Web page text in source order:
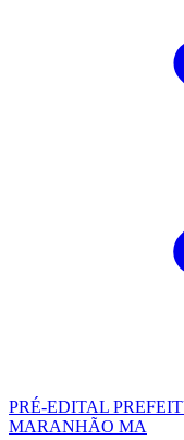
PRÉ-EDITAL
MARANHÃO MA